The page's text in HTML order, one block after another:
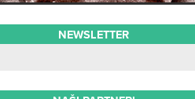
NEWSLETTER